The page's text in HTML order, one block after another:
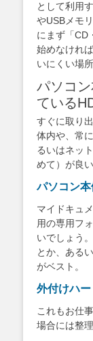
として利用
やUSBメモ
にまず「CD
始めなけれ
いにくい場所
パソコ
ている
すぐに取り
体内や、常
るいはネッ
めて）が良
パソコン本
マイドキュ
用の専用フ
いでしょう
とか、ある
がベスト。
外付けハ
これもお仕
場合には整